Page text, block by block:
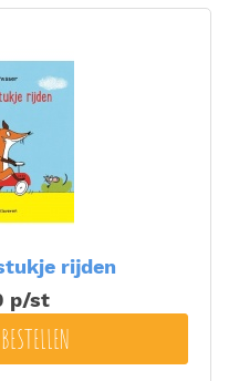
rijden
p/st